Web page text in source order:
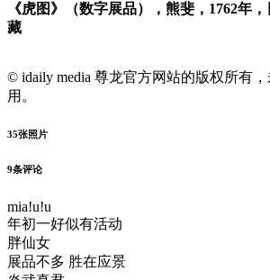
《虎图》（数字展品），熊斐，1762年
藏
© idaily media 尊龙官方网站的版权所有
用。
35张照片
9条评论
mia!u!u
年初一好似有活动
胖仙女
展品不多 胜在应景